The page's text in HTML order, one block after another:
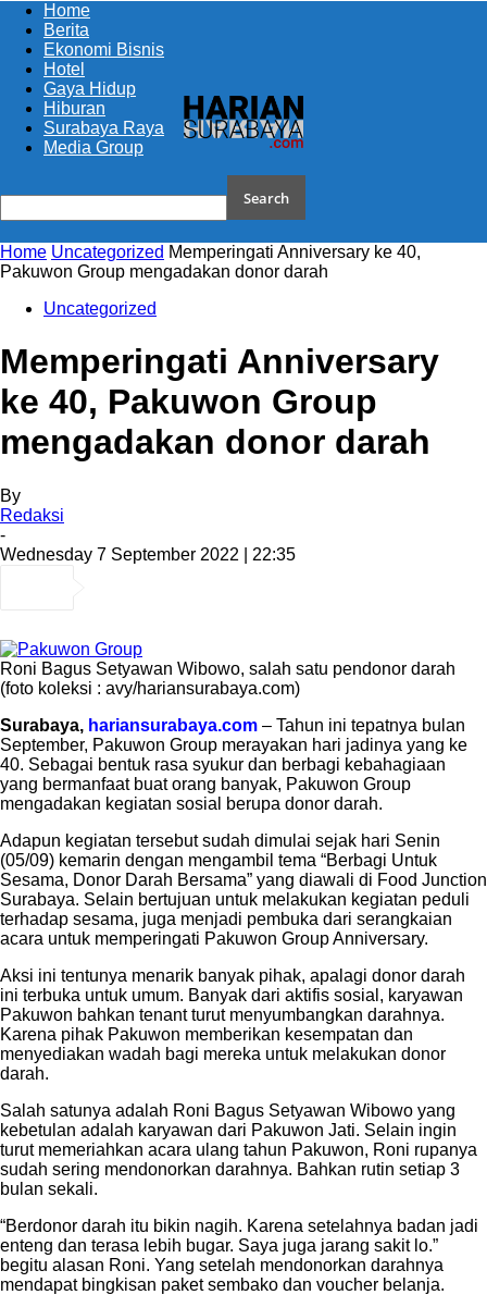
Home
Berita
Ekonomi Bisnis
Hotel
Gaya Hidup
Hiburan
Surabaya Raya
Media Group
Home Uncategorized Memperingati Anniversary ke 40,
Pakuwon Group mengadakan donor darah
Uncategorized
Memperingati Anniversary
ke 40, Pakuwon Group
mengadakan donor darah
By
Redaksi
-
Wednesday 7 September 2022 | 22:35
Roni Bagus Setyawan Wibowo, salah satu pendonor darah
(foto koleksi : avy/hariansurabaya.com)
Surabaya, hariansurabaya.com – Tahun ini tepatnya bulan
September, Pakuwon Group merayakan hari jadinya yang ke
40. Sebagai bentuk rasa syukur dan berbagi kebahagiaan
yang bermanfaat buat orang banyak, Pakuwon Group
mengadakan kegiatan sosial berupa donor darah.
Adapun kegiatan tersebut sudah dimulai sejak hari Senin
(05/09) kemarin dengan mengambil tema “Berbagi Untuk
Sesama, Donor Darah Bersama” yang diawali di Food Junction
Surabaya. Selain bertujuan untuk melakukan kegiatan peduli
terhadap sesama, juga menjadi pembuka dari serangkaian
acara untuk memperingati Pakuwon Group Anniversary.
Aksi ini tentunya menarik banyak pihak, apalagi donor darah
ini terbuka untuk umum. Banyak dari aktifis sosial, karyawan
Pakuwon bahkan tenant turut menyumbangkan darahnya.
Karena pihak Pakuwon memberikan kesempatan dan
menyediakan wadah bagi mereka untuk melakukan donor
darah.
Salah satunya adalah Roni Bagus Setyawan Wibowo yang
kebetulan adalah karyawan dari Pakuwon Jati. Selain ingin
turut memeriahkan acara ulang tahun Pakuwon, Roni rupanya
sudah sering mendonorkan darahnya. Bahkan rutin setiap 3
bulan sekali.
“Berdonor darah itu bikin nagih. Karena setelahnya badan jadi
enteng dan terasa lebih bugar. Saya juga jarang sakit lo.”
begitu alasan Roni. Yang setelah mendonorkan darahnya
mendapat bingkisan paket sembako dan voucher belanja.